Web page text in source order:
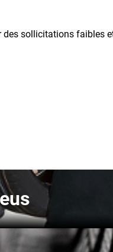
sollicitations faibles